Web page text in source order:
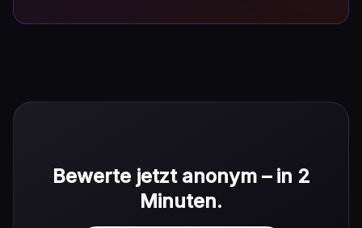
Bewerte jetzt anonym – in 2
Minuten.